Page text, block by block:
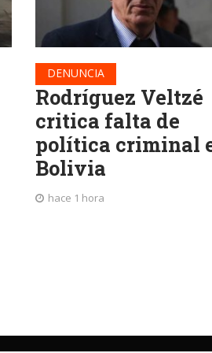
DENUNCIA
Rodríguez Veltzé
critica falta de
política criminal
Bolivia
hace 1 hora